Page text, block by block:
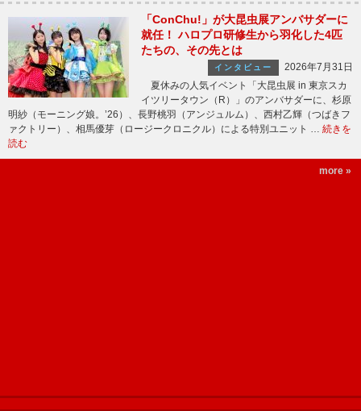
「ConChu!」が大昆虫展アンバサダーに
就任！ ハロプロ研修生から羽化した4匹
たちの、その先とは
インタビュー
2026年7月31日
夏休みの人気イベント「大昆虫展 in 東京スカ
イツリータウン（R）」のアンバサダーに、杉原
明紗（モーニング娘。’26）、長野桃羽（アンジュルム）、西村乙輝（つばきフ
ァクトリー）、相馬優芽（ロージークロニクル）による特別ユニット … 続きを
読む
more »